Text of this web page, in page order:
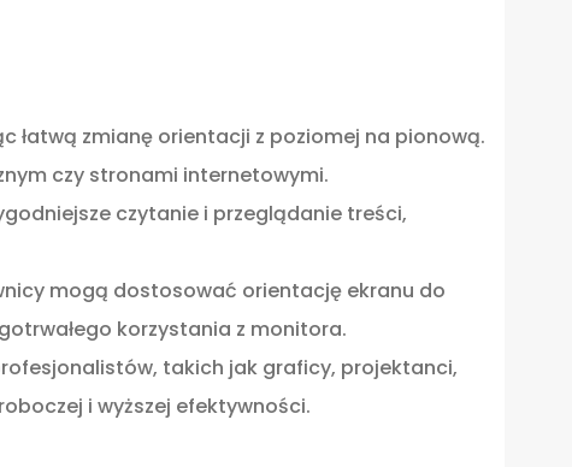
łatwą zmianę orientacji z poziomej na pionową.
czy stronami internetowymi.
czytanie i przeglądanie treści,
mogą dostosować orientację ekranu do
korzystania z monitora.
takich jak graficy, projektanci,
i wyższej efektywności.